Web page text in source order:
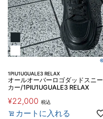
1PIU1UGUALE3 RELAX
オールオーバーロゴダッドスニー
カー/1PIU1UGUALE3 RELAX
¥22,000 税込
カートに入れる